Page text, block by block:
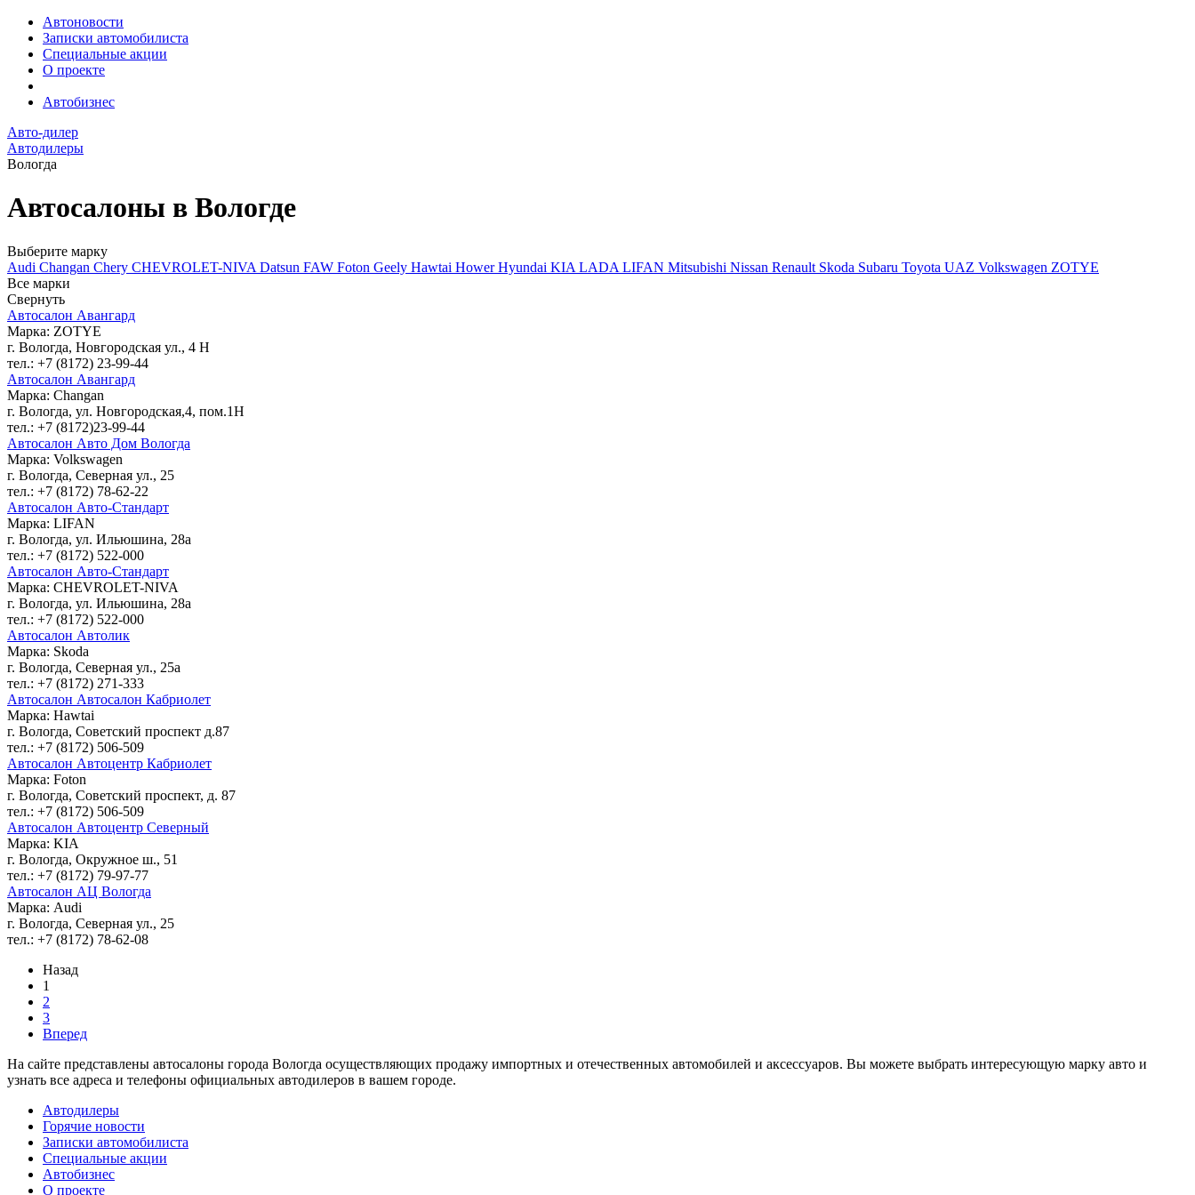
Автоновости
Записки автомобилиста
Специальные акции
О проекте
Автобизнес
Авто-дилер
Автодилеры
Вологда
Автосалоны в Вологде
Выберите марку
Audi Changan Chery CHEVROLET-NIVA Datsun FAW Foton Geely Hawtai HowerHyundai KIA LADA LIFAN Mitsubishi Nissan Renault Skoda Subaru Toyota UAZ Volkswagen ZOTYE
Все марки
Свернуть
Автосалон Авангард
Марка: ZOTYE
г. Вологда, Новгородская ул., 4 Н
тел.: +7 (8172) 23-99-44
Автосалон Авангард
Марка: Changan
г. Вологда, ул. Новгородская,4, пом.1Н
тел.: +7 (8172)23-99-44
Автосалон Авто Дом Вологда
Марка: Volkswagen
г. Вологда, Северная ул., 25
тел.: +7 (8172) 78-62-22
Автосалон Авто-Стандарт
Марка: LIFAN
г. Вологда, ул. Ильюшина, 28а
тел.: +7 (8172) 522-000
Автосалон Авто-Стандарт
Марка: CHEVROLET-NIVA
г. Вологда, ул. Ильюшина, 28а
тел.: +7 (8172) 522-000
Автосалон Автолик
Марка: Skoda
г. Вологда, Северная ул., 25а
тел.: +7 (8172) 271-333
Автосалон Автосалон Кабриолет
Марка: Hawtai
г. Вологда, Советский проспект д.87
тел.: +7 (8172) 506-509
Автосалон Автоцентр Кабриолет
Марка: Foton
г. Вологда, Советский проспект, д. 87
тел.: +7 (8172) 506-509
Автосалон Автоцентр Северный
Марка: KIA
г. Вологда, Окружное ш., 51
тел.: +7 (8172) 79-97-77
Автосалон АЦ Вологда
Марка: Audi
г. Вологда, Северная ул., 25
тел.: +7 (8172) 78-62-08
Назад
1
2
3
Вперед
На сайте представлены автосалоны города Вологда осуществляющих продажу импортных и отечественных автомобилей и аксессуаров. Вы можете выбрать интересующую марку авто и
узнать все адреса и телефоны официальных автодилеров в вашем городе.
Автодилеры
Горячие новости
Записки автомобилиста
Специальные акции
Автобизнес
О проекте